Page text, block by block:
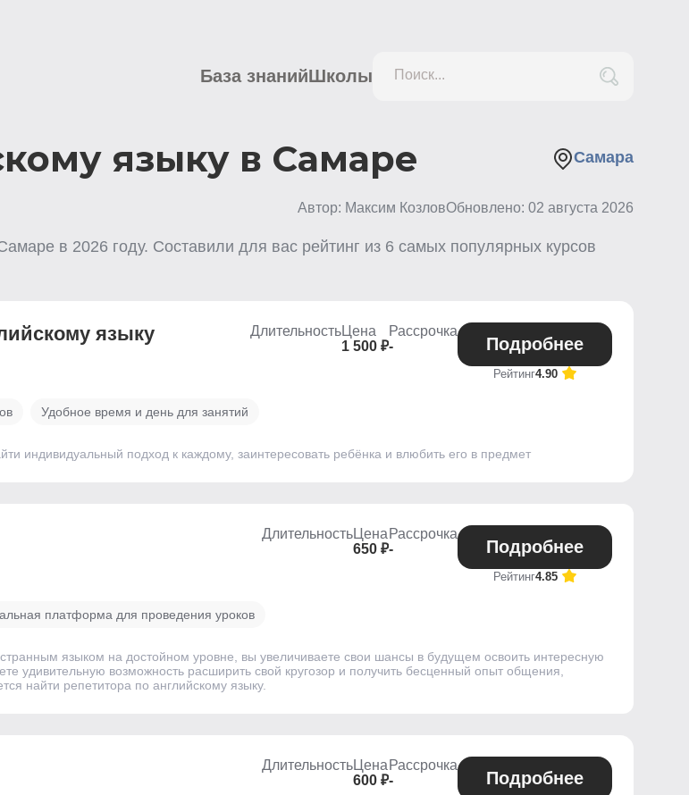
База знанийШколы Поиск...
языку в Самаре Самара
Автор: Максим КозловОбновлено: 02 августа 2026
в 2026 году. Составили для вас рейтинг из 6 самых популярных курсов
языку ДлительностьЦена
1 500 ₽
Рассрочка
-
Подробнее
Рейтинг4.90
Удобное время и день для занятий
индивидуальный подход к каждому, заинтересовать ребёнка и влюбить его в предмет
ДлительностьЦена
650 ₽
Рассрочка
-
Подробнее
Рейтинг4.85
платформа для проведения уроков
языком на достойном уровне, вы увеличиваете свои шансы в будущем освоить интересную
возможность расширить свой кругозор и получить бесценный опыт общения,
найти репетитора по английскому языку.
ДлительностьЦена
600 ₽
Рассрочка
-
Подробнее